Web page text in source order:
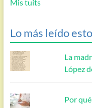
Mis tuits
Lo más leído
La
López
Por